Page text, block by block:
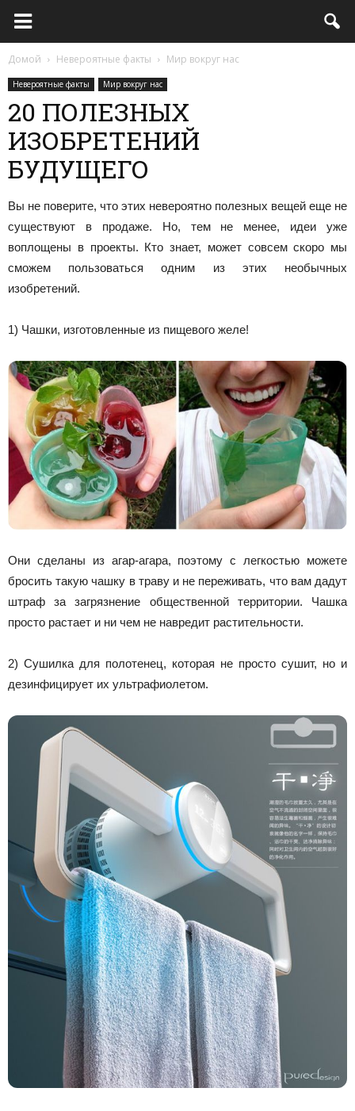
Домой Невероятные факты Мир вокруг нас
Невероятные факты Мир вокруг нас
20 ПОЛЕЗНЫХ
ИЗОБРЕТЕНИЙ
БУДУЩЕГО
Вы не поверите, что этих невероятно полезных вещей еще не
существуют в продаже. Но, тем не менее, идеи уже
воплощены в проекты. Кто знает, может совсем скоро мы
сможем пользоваться одним из этих необычных
изобретений.
1) Чашки, изготовленные из пищевого желе!
Они сделаны из агар-агара, поэтому с легкостью можете
бросить такую чашку в траву и не переживать, что вам дадут
штраф за загрязнение общественной территории. Чашка
просто растает и ни чем не навредит растительности.
2) Сушилка для полотенец, которая не просто сушит, но и
дезинфицирует их ультрафиолетом.